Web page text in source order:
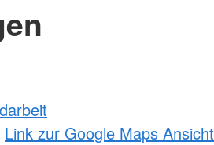
Link zur Google Maps Ansicht